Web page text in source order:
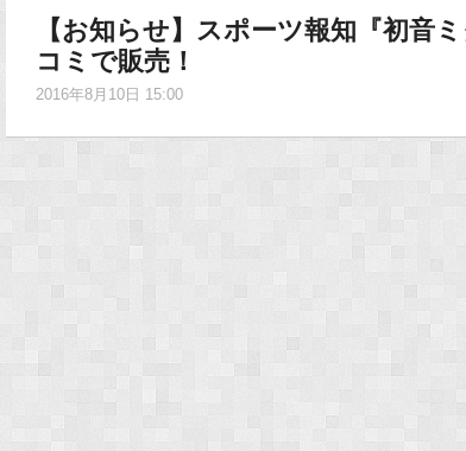
【お知らせ】スポーツ報知『初音
コミで販売！
2016年8月10日 15:00